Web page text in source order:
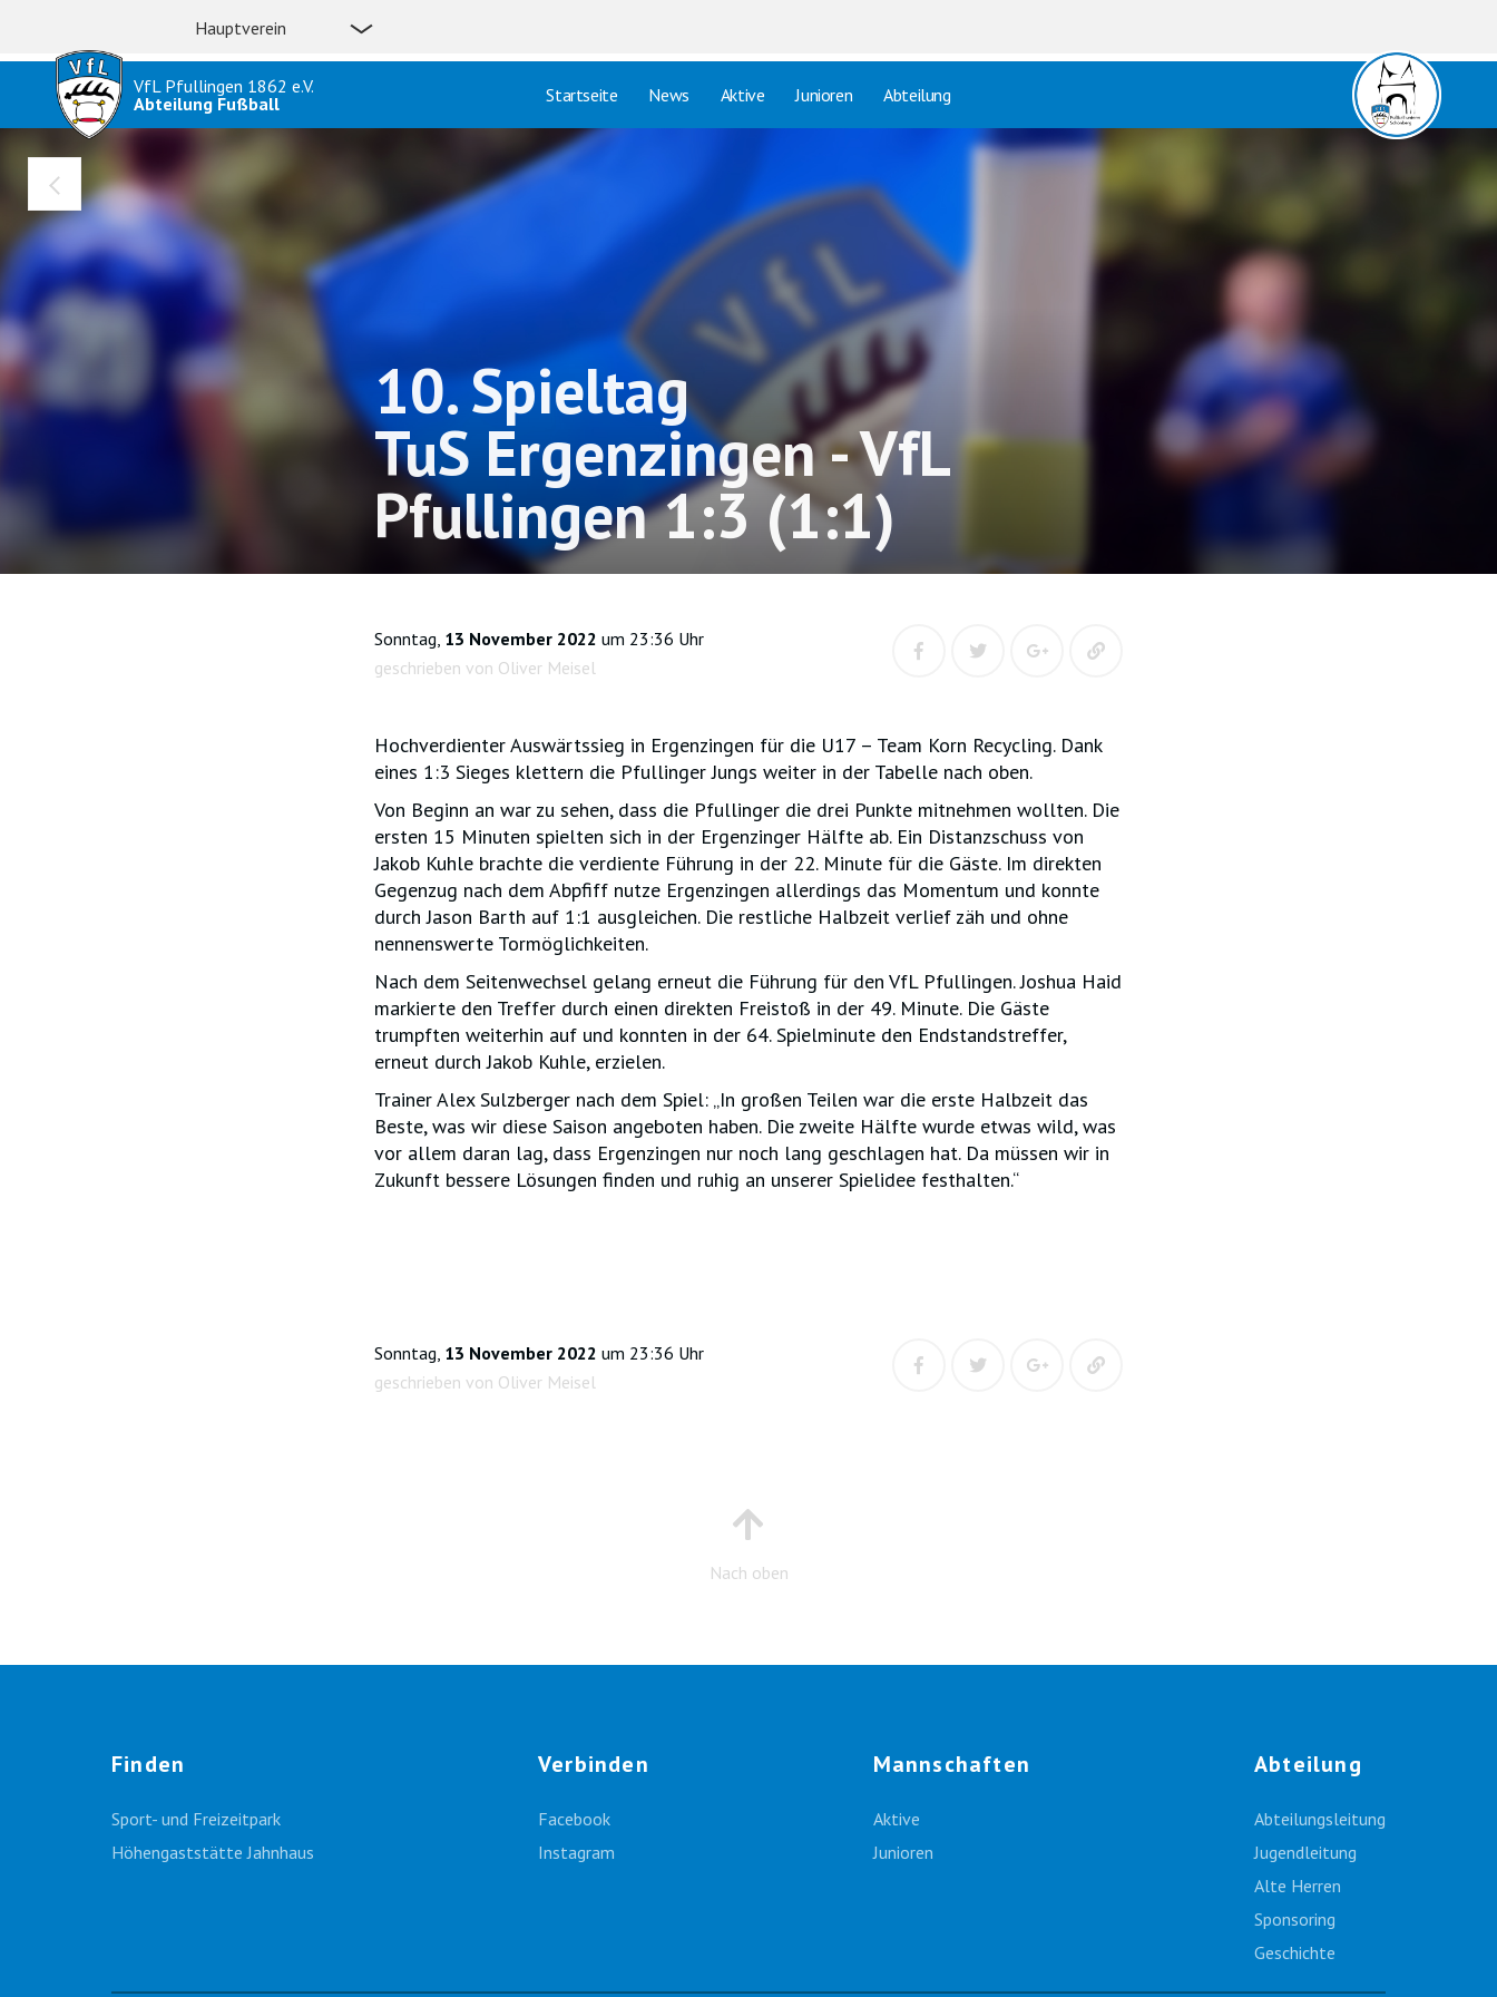
VfL Pfullingen 1862 e.V.
Abteilung Fußball
Hauptverein
Startseite News Aktive Junioren Abteilung
10. Spieltag
TuS Ergenzingen - VfL
Pfullingen 1:3 (1:1)
Sonntag, 13 November 2022 um 23:36 Uhr
geschrieben von Oliver Meisel
Hochverdienter Auswärtssieg in Ergenzingen für die U17 – Team Korn Recycling. Dank
eines 1:3 Sieges klettern die Pfullinger Jungs weiter in der Tabelle nach oben.
Von Beginn an war zu sehen, dass die Pfullinger die drei Punkte mitnehmen wollten. Die
ersten 15 Minuten spielten sich in der Ergenzinger Hälfte ab. Ein Distanzschuss von
Jakob Kuhle brachte die verdiente Führung in der 22. Minute für die Gäste. Im direkten
Gegenzug nach dem Abpfiff nutze Ergenzingen allerdings das Momentum und konnte
durch Jason Barth auf 1:1 ausgleichen. Die restliche Halbzeit verlief zäh und ohne
nennenswerte Tormöglichkeiten.
Nach dem Seitenwechsel gelang erneut die Führung für den VfL Pfullingen. Joshua Haid
markierte den Treffer durch einen direkten Freistoß in der 49. Minute. Die Gäste
trumpften weiterhin auf und konnten in der 64. Spielminute den Endstandstreffer,
erneut durch Jakob Kuhle, erzielen.
Trainer Alex Sulzberger nach dem Spiel: „In großen Teilen war die erste Halbzeit das
Beste, was wir diese Saison angeboten haben. Die zweite Hälfte wurde etwas wild, was
vor allem daran lag, dass Ergenzingen nur noch lang geschlagen hat. Da müssen wir in
Zukunft bessere Lösungen finden und ruhig an unserer Spielidee festhalten.“
Sonntag, 13 November 2022 um 23:36 Uhr
geschrieben von Oliver Meisel
Nach oben
Finden
Sport- und Freizeitpark
Höhengaststätte Jahnhaus
Verbinden
Facebook
Instagram
Mannschaften
Aktive
Junioren
Abteilung
Abteilungsleitung
Jugendleitung
Alte Herren
Sponsoring
Geschichte